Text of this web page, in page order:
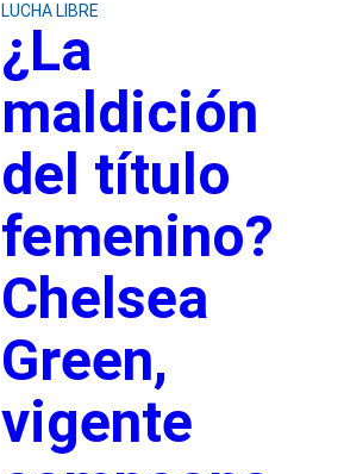
LUCHA LIBRE
¿La
maldición
del título
femenino?
Chelsea
Green,
vigente